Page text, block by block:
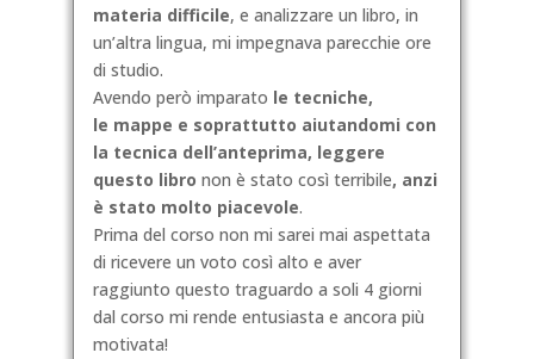
materia difficile, e analizzare un libro, in
un’altra lingua, mi impegnava parecchie ore
di studio.
Avendo però imparato le tecniche,
le mappe e soprattutto aiutandomi con
la tecnica dell’anteprima, leggere
questo libro non è stato così terribile, anzi
è stato molto piacevole.
Prima del corso non mi sarei mai aspettata
di ricevere un voto così alto e aver
raggiunto questo traguardo a soli 4 giorni
dal corso mi rende entusiasta e ancora più
motivata!